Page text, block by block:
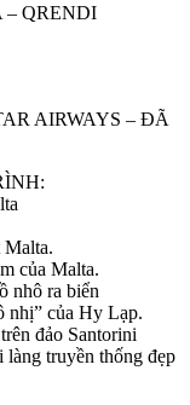
– QRENDI
AIRWAYS – ĐÃ
Malta.
của Malta.
nhô ra biển
nhị” của Hy Lạp.
đảo Santorini
truyền thống đẹp